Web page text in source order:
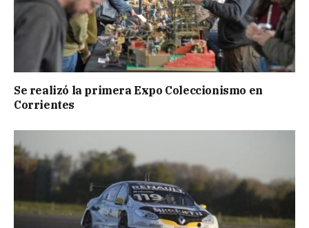
Se realizó la primera Expo Coleccionismo en
Corrientes